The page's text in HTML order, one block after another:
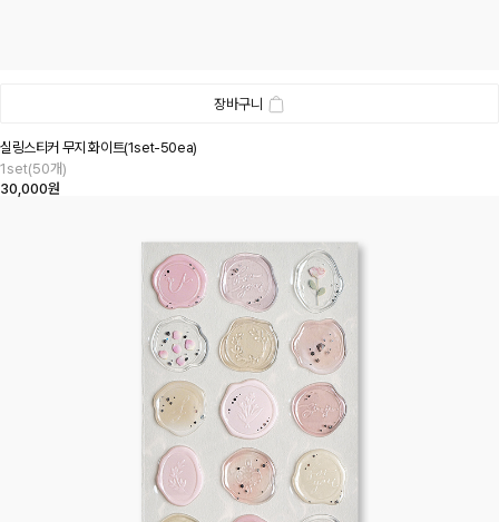
장바구니
실링스티커 무지 화이트(1set-50ea)
1set(50개)
30,000원